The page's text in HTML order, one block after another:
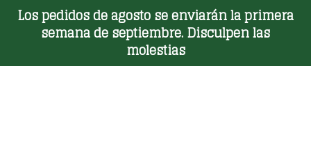
Los pedidos de agosto se enviarán la primera
semana de septiembre. Disculpen las
molestias
Toggle Menu